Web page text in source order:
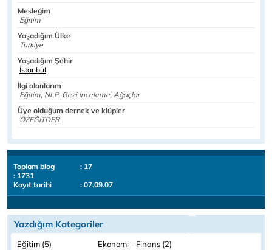
Mesleğim
Eğitim
Yaşadığım Ülke
Türkiye
Yaşadığım Şehir
İstanbul
İlgi alanlarım
Eğitim, NLP, Gezi İnceleme, Ağaçlar
Üye olduğum dernek ve klüpler
ÖZEĞİTDER
Toplam blog
: 17
: 1731
Kayıt tarihi
: 07.09.07
Yazdığım Kategoriler
Eğitim (5)
Ekonomi - Finans (2)